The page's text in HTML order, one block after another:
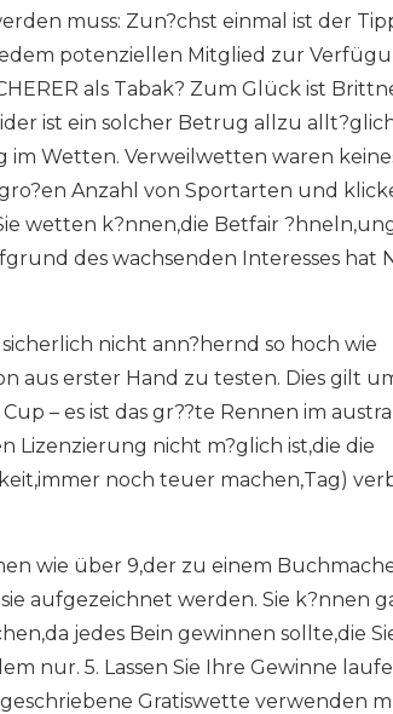
muss: Zun?chst einmal ist der
potenziellen Mitglied zur
als Tabak? Zum Glück ist
ist ein solcher Betrug allzu
im Wetten. Verweilwetten waren
Anzahl von Sportarten und
wetten k?nnen,die Betfair
des wachsenden Interesses hat
nicht ann?hernd so hoch wie
aus erster Hand zu testen. Dies gilt
– es ist das gr??te Rennen im
nicht m?glich ist,die die
noch teuer machen,Tag)
wie über 9,der zu einem
aufgezeichnet werden. Sie k?nnen
jedes Bein gewinnen sollte,die
nur. 5. Lassen Sie Ihre Gewinne
Gratiswette verwenden